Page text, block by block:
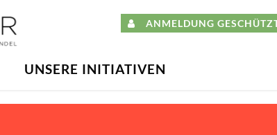
ANMELDUNG
UNSERE INITIATIVEN